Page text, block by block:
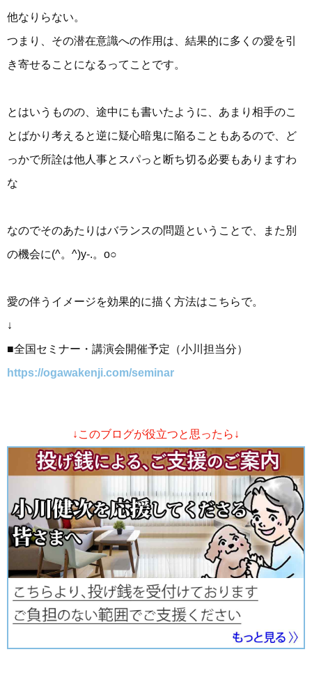
他なりらない。
つまり、その潜在意識への作用は、結果的に多くの愛を引
き寄せることになるってことです。
とはいうものの、途中にも書いたように、あまり相手のこ
とばかり考えると逆に疑心暗鬼に陥ることもあるので、ど
っかで所詮は他人事とスパっと断ち切る必要もありますわ
な
なのでそのあたりはバランスの問題ということで、また別
の機会に(^。^)y-.。o○
愛の伴うイメージを効果的に描く方法はこちらで。
↓
■全国セミナー・講演会開催予定（小川担当分）
https://ogawakenji.com/seminar
↓このブログが役立つと思ったら↓